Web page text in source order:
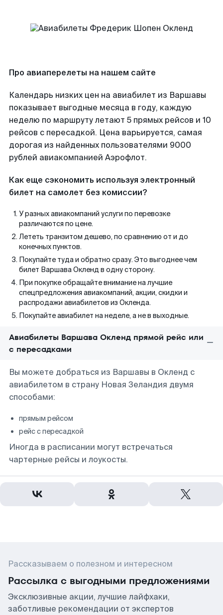
Про авиаперелеты на нашем сайте
Календарь низких цен на авиабилет из Варшавы
показывает выгодные месяца в году, каждую
неделю по маршруту летают 5 прямых рейсов и 10
рейсов с пересадкой. Цена варьируется, самая
дорогая из найденных пользователями 9000
рублей авиакомпанией Аэрофлот.
Как еще сэкономить используя электронный
билет на самолет без комиссии?
У разных авиакомпаний услуги по перевозке
различаются по цене.
Лететь транзитом дешево, по сравнению от и до
конечных пунктов.
Покупайте туда и обратно сразу. Это выгоднее чем
билет Варшава Окленд в одну сторону.
При покупке обращайте внимание на лучшие
спецпредложения авиакомпаний, акции, скидки и
распродажи авиабилетов из Окленда.
Покупайте авиабилет на неделе, а не в выходные.
Авиабилеты Варшава Окленд прямой рейс или
с пересадками
Вы можете добраться из Варшавы в Окленд с
авиабилетом в страну Новая Зеландия двумя
способами:
прямым рейсом
рейс с пересадкой
Иногда в расписании могут встречаться
чартерные рейсы и лоукосты.
Рассказываем о полезном и интересном
Рассылка с выгодными предложениями
Эксклюзивные акции, лучшие лайфхаки,
заботливые рекомендации от экспертов